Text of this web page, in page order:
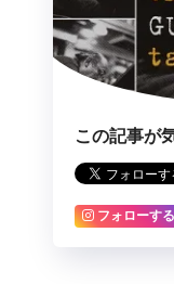
この記事が
フォローする